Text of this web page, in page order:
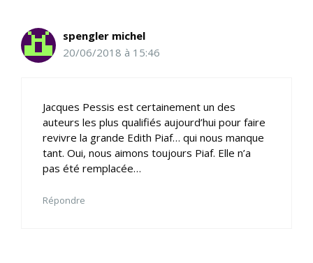
spengler michel
20/06/2018 à 15:46
Jacques Pessis est certainement un des
auteurs les plus qualifiés aujourd’hui pour faire
revivre la grande Edith Piaf… qui nous manque
tant. Oui, nous aimons toujours Piaf. Elle n’a
pas été remplacée…
Répondre